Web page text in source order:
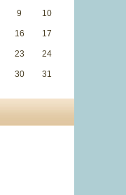
9 10
16 17
23 24
30 31